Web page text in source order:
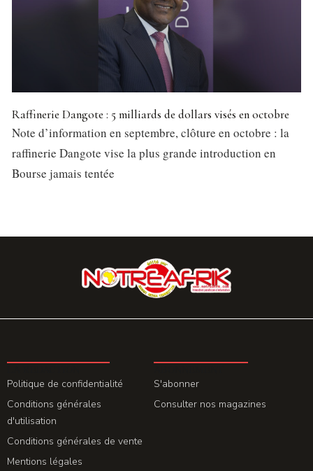
Raffinerie Dangote : 5 milliards de dollars visés en octobre
Note d’information en septembre, clôture en octobre : la
raffinerie Dangote vise la plus grande introduction en
Bourse jamais tentée
Politique de confidentialité
Conditions générales
d'utilisation
Conditions générales de vente
Mentions légales
S'abonner
Consulter nos magazines